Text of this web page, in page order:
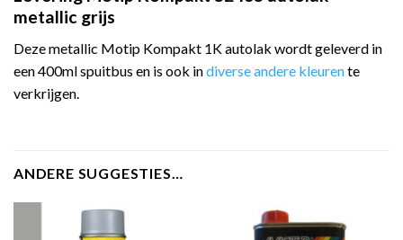
metallic grijs
Deze metallic Motip Kompakt 1K autolak wordt geleverd in
een 400ml spuitbus en is ook indiverse andere kleurente
verkrijgen.
ANDERE SUGGESTIES…